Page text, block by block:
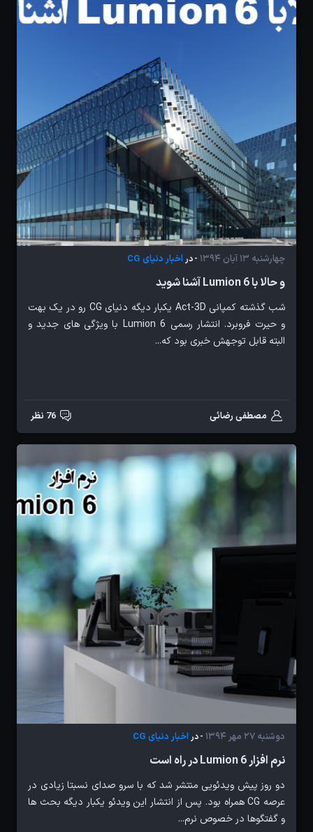
چهارشنبه 13 آبان 1394 - دراخبار دنیای CG
و حالا با Lumion 6 آشنا شوید
شب گذشته کمپانی Act-3D یکبار دیگه دنیای CG رو در یک بهت
و حیرت فروبرد. انتشار رسمی Lumion 6 با ویژگی های جدید و
البته قابل توجهش خبری بود که...
مصطفی رضائی 76 نظر
دوشنبه 27 مهر 1394 - دراخبار دنیای CG
نرم افزار Lumion 6 در راه است
دو روز پیش ویدئویی منتشر شد که با سرو صدای نسبتا زیادی در
عرصه CG همراه بود. پس از انتشار این ویدئو یکبار دیگه بحث ها
و گفتگوها در خصوص نرم...